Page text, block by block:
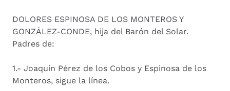
DOLORES ESPINOSA DE LOS MONTEROS Y
GONZÁLEZ-CONDE, hija del Barón del Solar.
Padres de:
1.- Joaquín Pérez de los Cobos y Espinosa de los
Monteros, sigue la línea.